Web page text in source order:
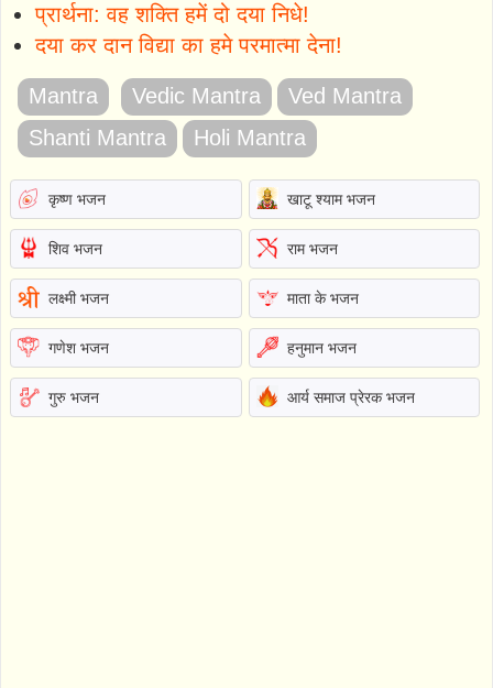
प्रार्थना: वह शक्ति हमें दो दया निधे!
दया कर दान विद्या का हमे परमात्मा देना!
Mantra Vedic Mantra
Ved Mantra
Shanti Mantra
Holi Mantra
कृष्ण भजन खाटू श्याम भजन
शिव भजन राम भजन
लक्ष्मी भजन माता के भजन
गणेश भजन हनुमान भजन
गुरु भजन आर्य समाज प्रेरक भजन